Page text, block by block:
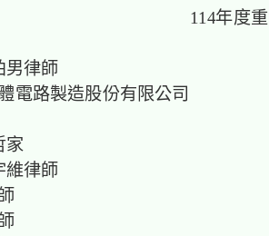
114年度
男律師
路製造股份有限公司
家
維律師